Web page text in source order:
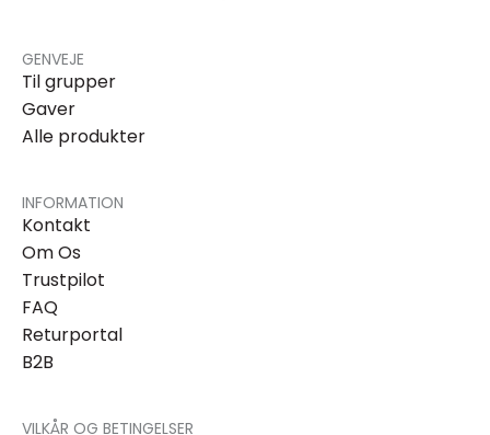
GENVEJE
Til grupper
Gaver
Alle produkter
INFORMATION
Kontakt
Om Os
Trustpilot
FAQ
Returportal
B2B
VILKÅR OG BETINGELSER